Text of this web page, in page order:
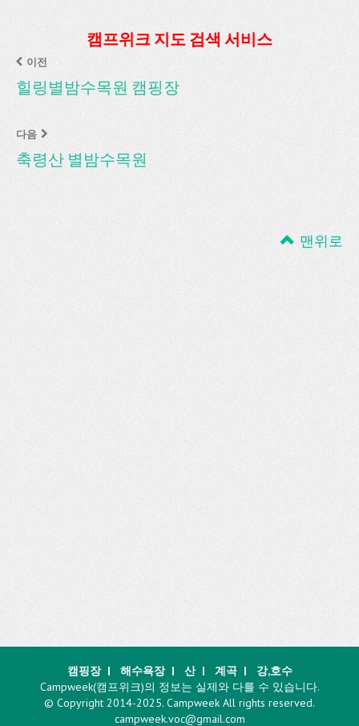
캠프위크 지도 검색 서비스
이전
힐링별밤수목원 캠핑장
다음
축령산 별밤수목원
맨위로
캠핑장| 해수욕장| 산| 계곡|
강,호수
Campweek(캠프위크)의 정보는 실제와 다를 수 있습니다.
© Copyright 2014-2025. Campweek All rights reserved.
campweek.voc@gmail.com